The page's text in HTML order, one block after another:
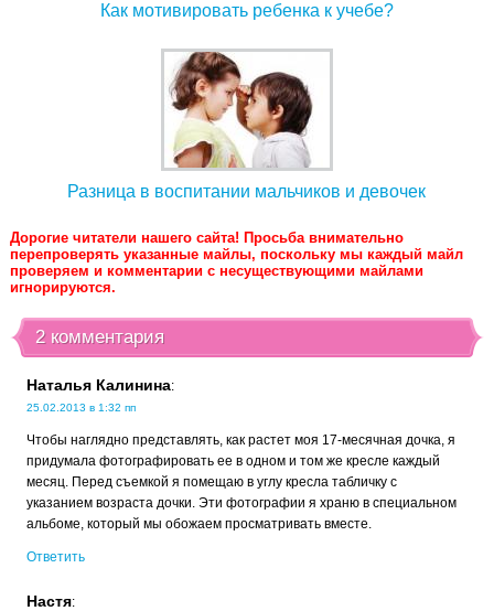
Как мотивировать ребенка к учебе?
Разница в воспитании мальчиков и девочек
Дорогие читатели нашего сайта! Просьба внимательно
перепроверять указанные майлы, поскольку мы каждый майл
проверяем и комментарии с несуществующими майлами
игнорируются.
2 комментария
Наталья Калинина:
25.02.2013 в 1:32 пп
Чтобы наглядно представлять, как растет моя 17-месячная дочка, я
придумала фотографировать ее в одном и том же кресле каждый
месяц. Перед съемкой я помещаю в углу кресла табличку с
указанием возраста дочки. Эти фотографии я храню в специальном
альбоме, который мы обожаем просматривать вместе.
Ответить
Настя: